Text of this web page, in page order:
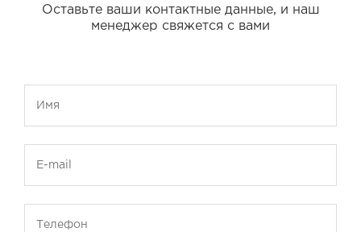
Оставьте ваши контактные данные, и наш
менеджер свяжется с вами
Имя
E-mail
Телефон